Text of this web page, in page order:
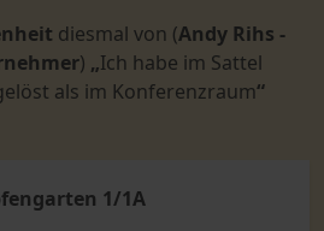
diesmal von (Andy Rihs -
) „Ich habe im Sattel
als im Konferenzraum“
1/1A